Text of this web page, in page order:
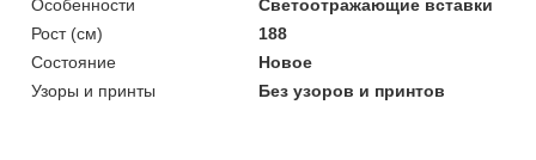
Особенности
Светоотражающие вставки
Рост (см)
188
Состояние
Новое
Узоры и принты
Без узоров и принтов